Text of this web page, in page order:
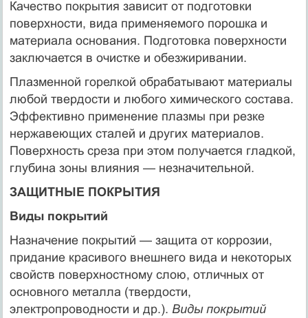
Качество покрытия зависит от подготовки
поверхности, вида применяемого порошка и
материала основания. Подготовка поверхности
заключается в очистке и обезжиривании.
Плазменной горелкой обрабатывают материалы
любой твердости и любого химического состава.
Эффективно применение плазмы при резке
нержавеющих сталей и других материалов.
Поверхность среза при этом получается гладкой,
глубина зоны влияния — незначительной.
ЗАЩИТНЫЕ ПОКРЫТИЯ
Виды покрытий
Назначение покрытий — защита от коррозии,
придание красивого внешнего вида и некоторых
свойств поверхностному слою, отличных от
основного металла (твердости,
электропроводности и др.). Виды покрытий